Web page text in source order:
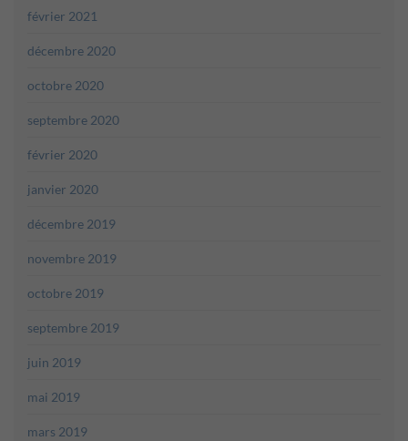
février 2021
décembre 2020
octobre 2020
septembre 2020
février 2020
janvier 2020
décembre 2019
novembre 2019
octobre 2019
septembre 2019
juin 2019
mai 2019
mars 2019